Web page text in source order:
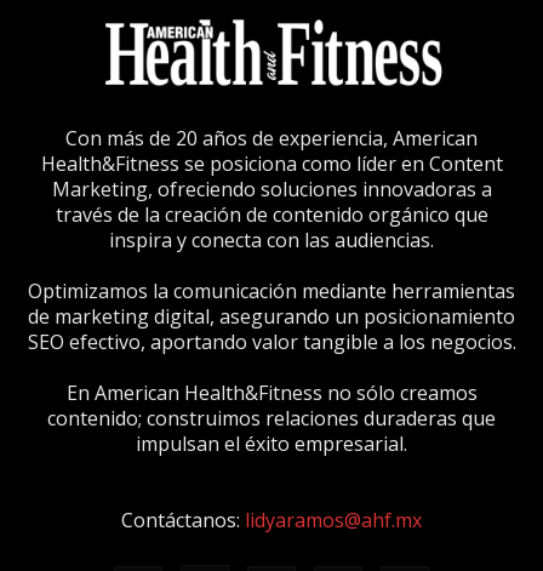
Con más de 20 años de experiencia, American
Health&Fitness se posiciona como líder en Content
Marketing, ofreciendo soluciones innovadoras a
través de la creación de contenido orgánico que
inspira y conecta con las audiencias.
Optimizamos la comunicación mediante herramientas
de marketing digital, asegurando un posicionamiento
SEO efectivo, aportando valor tangible a los negocios.
En American Health&Fitness no sólo creamos
contenido; construimos relaciones duraderas que
impulsan el éxito empresarial.
Contáctanos: lidyaramos@ahf.mx